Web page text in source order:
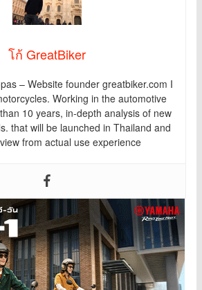
โก้ GreatBiker
– Website founder greatbiker.com I
Working in the automotive
10 years, in-depth analysis of new
that will be launched in Thailand and
from actual use experience